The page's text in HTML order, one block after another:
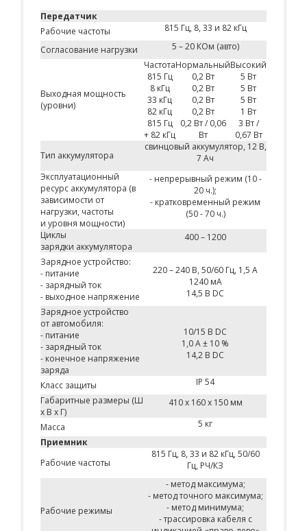
Передатчик
Рабочие частоты
815 Гц, 8, 33 и 82 кГц
Согласование нагрузки
5 – 20 КОм (авто)
Выходная мощность
(уровни)
Частота
815 Гц
8 кГц
33 кГц
82 кГц
815 Гц
+ 82 кГц
Нормальный
0,2 Вт
0,2 Вт
0,2 Вт
0,2 Вт
0,2 Вт / 0,06
Вт
Высокий
5 Вт
5 Вт
5 Вт
1 Вт
3 Вт /
0,67 Вт
Тип аккумулятора
свинцовый аккумулятор, 12 В,
7 Ач
Эксплуатационный
ресурс аккумулятора (в
зависимости от
нагрузки, частоты
и уровня мощности)
- непрерывный режим (10 -
20 ч.);
- кратковременный режим
(50 - 70 ч.)
Циклы
зарядки аккумулятора
400 – 1200
Зарядное устройство:
- питание
- зарядный ток
- выходное напряжение
220 – 240 В, 50/60 Гц, 1,5 А
1240 мА
14,5 В DC
Зарядное устройство
от автомобиля:
- питание
- зарядный ток
- конечное напряжение
заряда
10/15 В DC
1,0 A ± 10 %
14,2 В DC
Класс защиты
IP 54
Габаритные размеры (Ш
x В x Г)
410 x 160 x 150 мм
Масса
5 кг
Приемник
Рабочие частоты
815 Гц, 8, 33 и 82 кГц, 50/60
Гц, РЧ/КЗ
Рабочие режимы
- метод максимума;
- метод точного максимума;
- метод минимума;
- трассировка кабеля с